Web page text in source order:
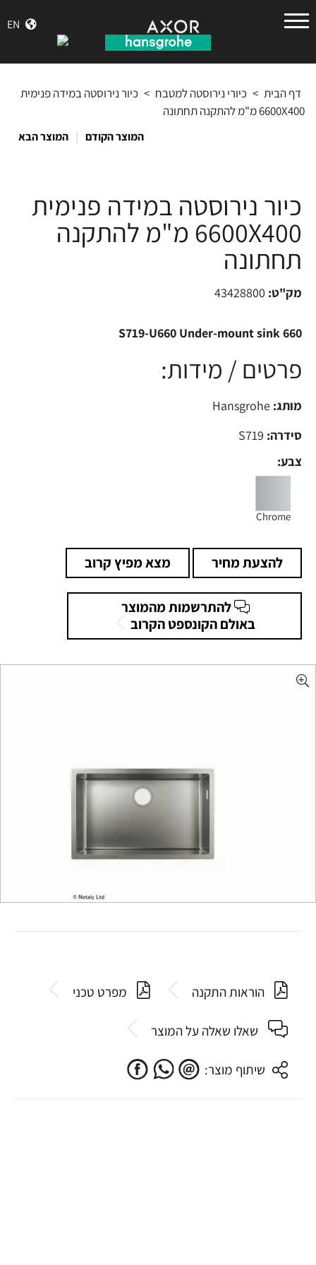
EN
גרואה
דף הבית > כיורי נירוסטה למטבח > כיור נירוסטה במידה פנימית
6600X400 מ"מ להתקנה תחתונה
המוצר הקודם | המוצר הבא
כיור נירוסטה במידה פנימית
6600X400 מ"מ להתקנה
תחתונה
מק"ט: 43428800
S719-U660 Under-mount sink 660
פרטים / מידות:
מותג:
סידרה:
צבע:
Chrome
להצעת מחיר מצא מפיץ קרוב
להתרשמות מהמוצר
באולם הקונספט הקרוב
הוראות התקנה מפרט טכני
שאלו שאלה על המוצר
שיתוף מוצר: